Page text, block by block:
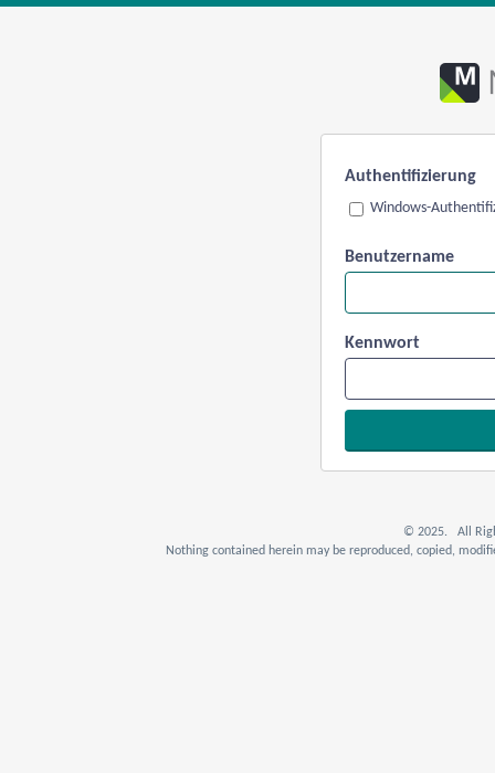
Authentifizierung
Windows-
Benutzername
Kennwort
© 2025. All
Nothing contained herein may be reproduced, copied,